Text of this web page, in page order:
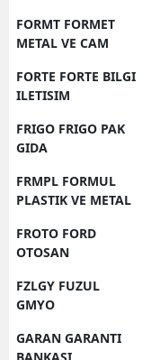
FORMT FORMET
METAL VE CAM
FORTE FORTE BILGI
ILETISIM
FRIGO FRIGO PAK
GIDA
FRMPL FORMUL
PLASTIK VE METAL
FROTO FORD
OTOSAN
FZLGY FUZUL
GMYO
GARAN GARANTI
BANKASI